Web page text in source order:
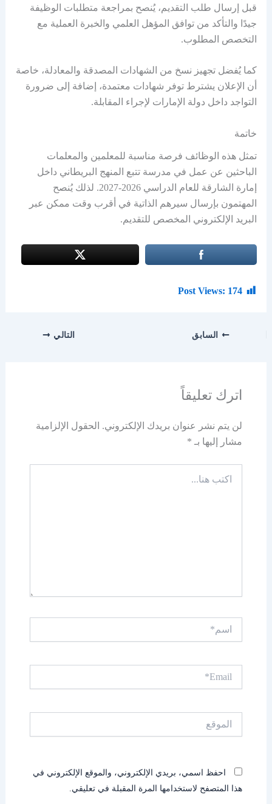
قبل إرسال طلب التقديم، يُنصح بمراجعة متطلبات الوظيفة
جيدًا والتأكد من توافق المؤهل العلمي والخبرة العملية مع
التخصص المطلوب.
كما يُفضل تجهيز نسخ من الشهادات المصدقة والمعادلة، خاصة
أن الإعلان يشترط توفر شهادات معتمدة، إضافة إلى ضرورة
التواجد داخل دولة الإمارات لإجراء المقابلة.
خاتمة
تمثل هذه الوظائف فرصة مناسبة للمعلمين والمعلمات
الباحثين عن عمل في مدرسة تتبع المنهج البريطاني داخل
إمارة الشارقة للعام الدراسي 2026-2027. لذلك يُنصح
المهتمون بإرسال سيرهم الذاتية في أقرب وقت ممكن عبر
البريد الإلكتروني المخصص للتقديم.
Post Views: 174
السابق التالي
اترك تعليقاً
لن يتم نشر عنوان بريدك الإلكتروني. الحقول الإلزامية
مشار إليها بـ *
هنا...
احفظ اسمي، بريدي الإلكتروني، والموقع الإلكتروني في
هذا المتصفح لاستخدامها المرة المقبلة في تعليقي.